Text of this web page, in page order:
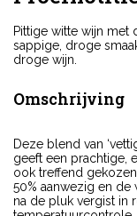
Pittige witte wijn met
sappige, droge
droge wijn.
Omschrijving
Deze blend van
geeft een prachtige,
ook treffend
50% aanwezig en de
na de pluk vergist in